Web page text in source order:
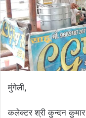
मुंगेली,
कलेक्टर श्री कुन्दन कुमार